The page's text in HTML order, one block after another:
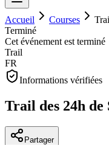
Accueil Courses
Terminé
Cet événement est terminé
Trail
FR
Informations vérifiées
Trail des 24h de
Partager